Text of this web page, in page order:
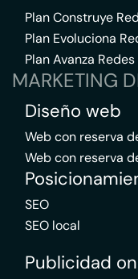
Plan Construye
Plan Evoluciona
Plan Avanza
MARKETING
Diseño web
Web con reserva
Web con reserva
SEO
SEO local
Publicidad